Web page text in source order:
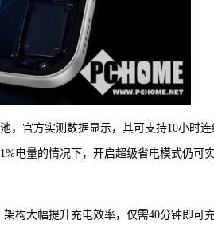
，官方实测数据显示，其可支持10小时连
电量的情况下，开启超级省电模式仍可
构大幅提升充电效率，仅需40分钟即可